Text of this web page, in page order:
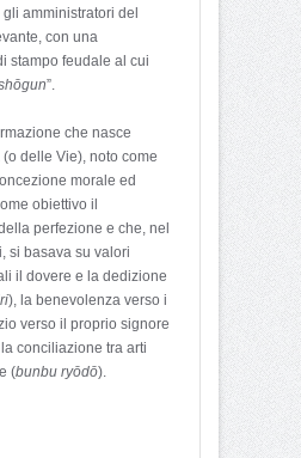
amministratori del
con una
stampo feudale al cui
”.
che nasce
(o delle Vie), noto come
morale ed
obiettivo il
perfezione e che, nel
si basava su valori
il dovere e la dedizione
), la benevolenza verso i
verso il proprio signore
conciliazione tra arti
(bunbu ryōdō).